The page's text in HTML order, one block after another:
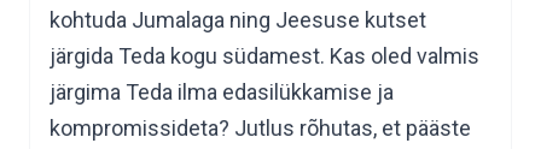
kohtuda Jumalaga ning Jeesuse kutset
järgida Teda kogu südamest. Kas oled valmis
järgima Teda ilma edasilükkamise ja
kompromissideta? Jutlus rõhutas, et pääste